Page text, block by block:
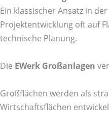
Ein klassischer Ansatz in
Projektentwicklung oft auf
technische Planung.
Die EWerk Großanlagen
Großflächen werden als
Wirtschaftsflächen